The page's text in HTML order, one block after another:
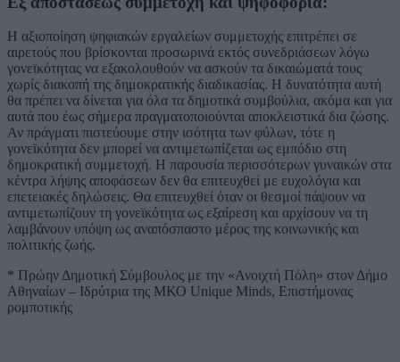
Η αξιοποίηση ψηφιακών εργαλείων συμμετοχής επιτρέπει σε
αιρετούς που βρίσκονται προσωρινά εκτός συνεδριάσεων λόγω
γονεϊκότητας να εξακολουθούν να ασκούν τα δικαιώματά τους
χωρίς διακοπή της δημοκρατικής διαδικασίας. Η δυνατότητα αυτή
θα πρέπει να δίνεται για όλα τα δημοτικά συμβούλια, ακόμα και για
αυτά που έως σήμερα πραγματοποιούνται αποκλειστικά δια ζώσης.
Αν πράγματι πιστεύουμε στην ισότητα των φύλων, τότε η
γονεϊκότητα δεν μπορεί να αντιμετωπίζεται ως εμπόδιο στη
δημοκρατική συμμετοχή. Η παρουσία περισσότερων γυναικών στα
κέντρα λήψης αποφάσεων δεν θα επιτευχθεί με ευχολόγια και
επετειακές δηλώσεις. Θα επιτευχθεί όταν οι θεσμοί πάψουν να
αντιμετωπίζουν τη γονεϊκότητα ως εξαίρεση και αρχίσουν να τη
λαμβάνουν υπόψη ως αναπόσπαστο μέρος της κοινωνικής και
πολιτικής ζωής.
* Πρώην Δημοτική Σύμβουλος με την «Ανοιχτή Πόλη» στον Δήμο
Αθηναίων – Ιδρύτρια της ΜΚΟ Unique Minds, Επιστήμονας
ρομποτικής